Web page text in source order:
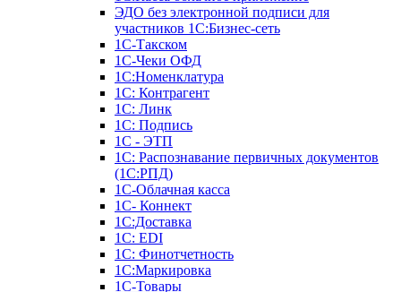
ЭДО без электронной подписи для
участников 1С:Бизнес-сеть
1С-Такском
1С-Чеки ОФД
1С:Номенклатура
1С: Контрагент
1С: Линк
1С: Подпись
1С - ЭТП
1С: Распознавание первичных документов
(1С:РПД)
1С-Облачная касса
1С- Коннект
1С:Доставка
1С: EDI
1С: Финотчетность
1С:Маркировка
1С-Товары